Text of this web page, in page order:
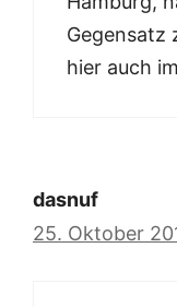
Gegensatz
hier auch
dasnuf
25. Oktober